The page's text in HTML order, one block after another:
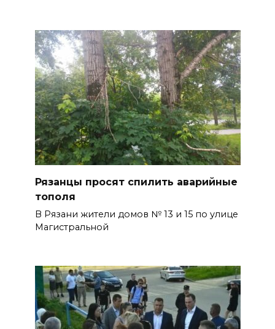
Рязанцы просят спилить аварийные
тополя
В Рязани жители домов № 13 и 15 по улице
Магистральной